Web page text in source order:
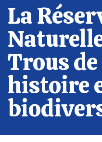
La
Trous
histoire